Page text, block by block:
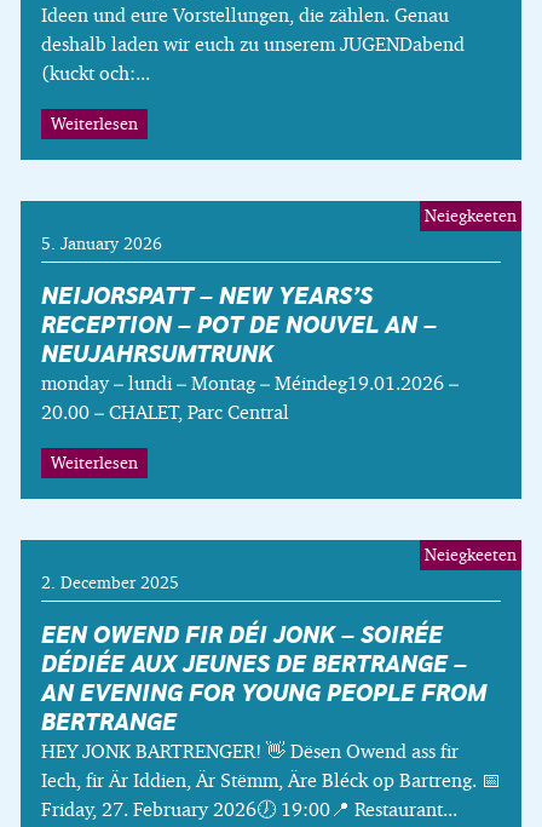
Ideen und eure Vorstellungen, die zählen. Genau
deshalb laden wir euch zu unserem JUGENDabend
(kuckt och:...
Weiterlesen
NEIJORSPATT – NEW YEARS’S
RECEPTION – POT DE NOUVEL AN –
NEUJAHRSUMTRUNK
monday – lundi – Montag – Méindeg19.01.2026 –
20.00 – CHALET, Parc Central
Weiterlesen
5. January 2026
Neiegkeeten
EEN OWEND FIR DÉI JONK – SOIRÉE
DÉDIÉE AUX JEUNES DE BERTRANGE –
AN EVENING FOR YOUNG PEOPLE FROM
BERTRANGE
HEY JONK BARTRENGER! 👋 Dësen Owend ass fir
Iech, fir Är Iddien, Är Stëmm, Äre Bléck op Bartreng. 📅
Friday, 27. February 2026🕖 19:00📍 Restaurant...
2. December 2025
Neiegkeeten